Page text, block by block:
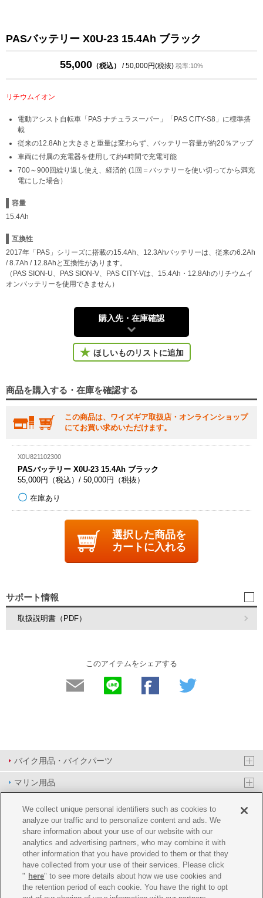
PASバッテリー X0U-23 15.4Ah ブラック
55,000 （税込） / 50,000円(税抜) 税率:10%
リチウムイオン
電動アシスト自転車「PAS ナチュラスーパー」「PAS CITY-S8」に標準搭
載
従来の12.8Ahと大きさと重量は変わらず、バッテリー容量が約20％アップ
車両に付属の充電器を使用して約4時間で充電可能
700～900回繰り返し使え、経済的 (1回＝バッテリーを使い切ってから満充
電にした場合）
容量
15.4Ah
互換性
2017年「PAS」シリーズに搭載の15.4Ah、12.3Ahバッテリーは、従来の6.2Ah
/ 8.7Ah / 12.8Ahと互換性があります。
（PAS SION-U、PAS SION-V、PAS CITY-Vは、15.4Ah・12.8Ahのリチウムイ
オンバッテリーを使用できません）
購入先・在庫確認
ほしいものリストに追加
商品を購入する・在庫を確認する
この商品は、ワイズギア取扱店・オンラインショップ
にてお買い求めいただけます。
X0U821102300
PASバッテリー X0U-23 15.4Ah ブラック
55,000円（税込）/ 50,000円（税抜）
在庫あり
選択した商品を
カートに入れる
サポート情報
取扱説明書（PDF）
このアイテムをシェアする
バイク用品・バイクパーツ
マリン用品
PAS/YPJ用品
その他用品
イベント&エンターテイメント
オンラインショップ
企業情報
We collect unique personal identifiers such as cookies to
analyze our traffic and to personalize content and ads. We
share information about your use of our website with our
analytics and advertising partners, who may combine it with
other information that you have provided to them or that they
have collected from your use of their services. Please click
" here" to see more details about how we use cookies and
the retention period of each cookie. You have the right to opt